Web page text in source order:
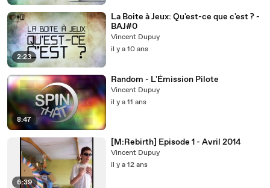
2:23
La Boite à Jeux: Qu'est-ce que c'est ? -
BAJ#0
Vincent Dupuy
il y a 10 ans
8:47
Random - L'Émission Pilote
Vincent Dupuy
il y a 11 ans
6:39
[M:Rebirth] Episode 1 - Avril 2014
Vincent Dupuy
il y a 12 ans